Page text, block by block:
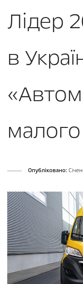
Лідер
в
малого
Опубліковано: